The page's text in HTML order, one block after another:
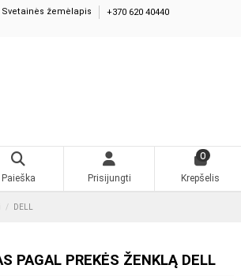
Svetainės žemėlapis
+370 620 40440
Paieška Prisijungti
0
Krepšelis
DELL
PAGAL PREKĖS ŽENKLĄ DELL